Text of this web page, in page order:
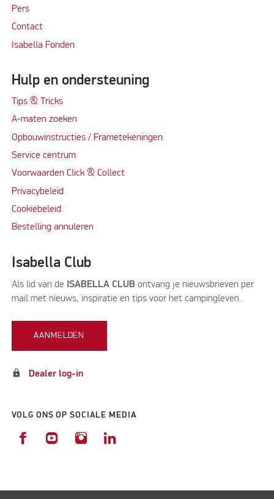
Pers
Contact
Isabella Fonden
Hulp en ondersteuning
Tips & Tricks
A-maten zoeken
Opbouwinstructies / Frametekeningen
Service centrum
Voorwaarden Click & Collect
Privacybeleid
Cookiebeleid
Bestelling annuleren
Isabella Club
Als lid van de ISABELLA CLUB ontvang je nieuwsbrieven per
mail met nieuws, inspiratie en tips voor het campingleven.
AANMELDEN
lock Dealer log-in
VOLG ONS OP SOCIALE MEDIA